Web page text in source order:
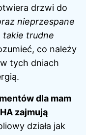
drzwi do
nieprzespane
takie trudne
co należy
tych dniach
dla mam
zajmują
działa jak